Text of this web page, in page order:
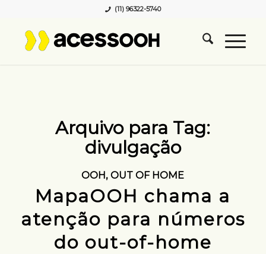
(11) 96322-5740
Arquivo para Tag:
divulgação
OOH,OUT OF HOME
MapaOOH chama a
atenção para números
do out-of-home